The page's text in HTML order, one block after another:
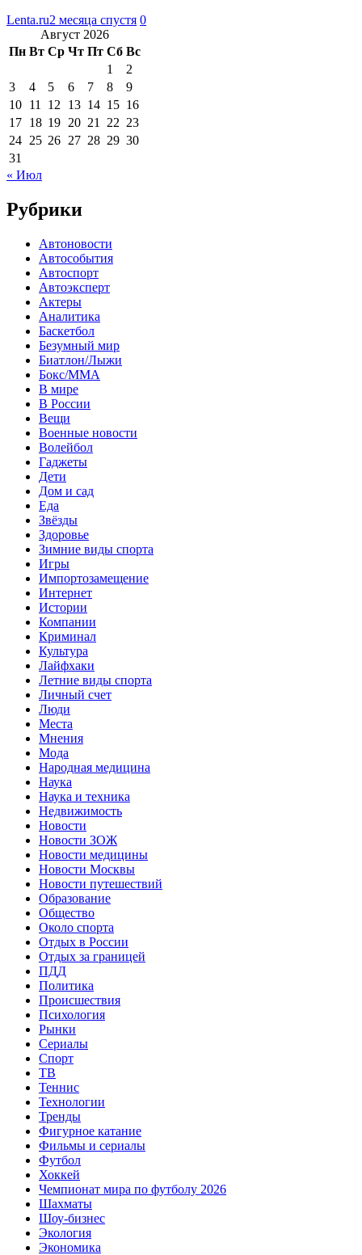
Lenta.ru2 месяца спустя 0
Август 2026
Пн Вт Ср Чт Пт Сб Вс
1
2
3
4 5 6 7 8
9
10 11 12 13 14 15 16
17 18 19 20 21 22 23
24 25 26 27 28 29 30
31
« Июл
Рубрики
Автоновости
Автособытия
Автоспорт
Автоэксперт
Актеры
Аналитика
Баскетбол
Безумный мир
Биатлон/Лыжи
Бокс/MMA
В мире
В России
Вещи
Военные новости
Волейбол
Гаджеты
Дети
Дом и сад
Еда
Звёзды
Здоровье
Зимние виды спорта
Игры
Импортозамещение
Интернет
Истории
Компании
Криминал
Культура
Лайфхаки
Летние виды спорта
Личный счет
Люди
Места
Мнения
Мода
Народная медицина
Наука
Наука и техника
Недвижимость
Новости
Новости ЗОЖ
Новости медицины
Новости Москвы
Новости путешествий
Образование
Общество
Около спорта
Отдых в России
Отдых за границей
ПДД
Политика
Происшествия
Психология
Рынки
Сериалы
Спорт
ТВ
Теннис
Технологии
Тренды
Фигурное катание
Фильмы и сериалы
Футбол
Хоккей
Чемпионат мира по футболу 2026
Шахматы
Шоу-бизнес
Экология
Экономика